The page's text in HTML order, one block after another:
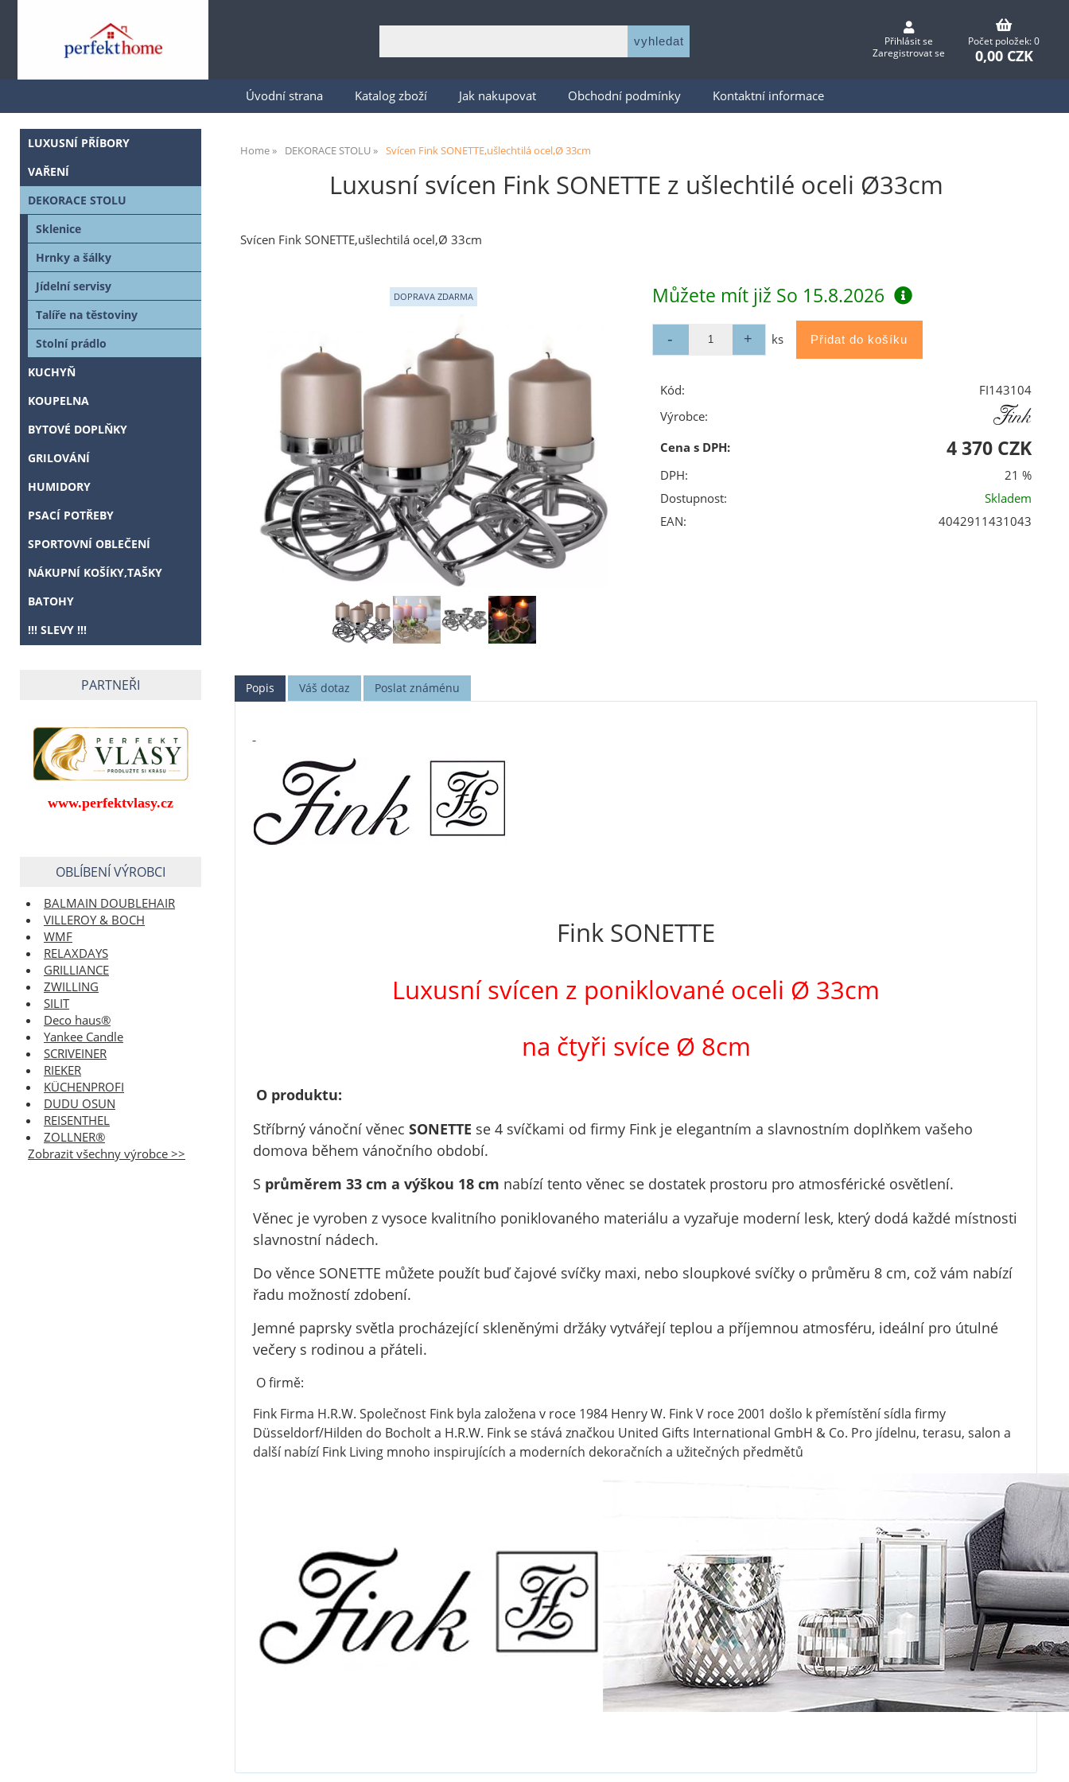
Přihlásit se
Zaregistrovat se
Počet položek: 0
0,00 CZK
Úvodní strana Katalog zboží Jak nakupovat Obchodní podmínky Kontaktní informace
Home DEKORACE STOLU Svícen Fink SONETTE,ušlechtilá ocel,Ø 33cm
Luxusní svícen Fink SONETTE z ušlechtilé oceli Ø33cm
Svícen Fink SONETTE,ušlechtilá ocel,Ø 33cm
Můžete mít již So 15.8.2026
ks
Kód:
FI143104
Výrobce:
Cena s DPH:
4 370 CZK
DPH:
21 %
Dostupnost:
Skladem
EAN:
4042911431043
Popis Váš dotaz Poslat známénu
Fink SONETTE
Luxusní svícen z poniklované oceli Ø 33cm
na čtyři svíce Ø 8cm
O produktu:
Stříbrný vánoční věnec SONETTE se 4 svíčkami od firmy Fink je elegantním a slavnostním doplňkem vašeho
domova během vánočního období.
S průměrem 33 cm a výškou 18 cm nabízí tento věnec se dostatek prostoru pro atmosférické osvětlení.
Věnec je vyroben z vysoce kvalitního poniklovaného materiálu a vyzařuje moderní lesk, který dodá každé místnosti
slavnostní nádech.
Do věnce SONETTE můžete použít buď čajové svíčky maxi, nebo sloupkové svíčky o průměru 8 cm, což vám nabízí
řadu možností zdobení.
Jemné paprsky světla procházející skleněnými držáky vytvářejí teplou a příjemnou atmosféru, ideální pro útulné
večery s rodinou a přáteli.
O firmě:
Fink Firma H.R.W. Společnost Fink byla založena v roce 1984 Henry W. Fink V roce 2001 došlo k přemístění sídla firmy
Düsseldorf/Hilden do Bocholt a H.R.W. Fink se stává značkou United Gifts International GmbH & Co. Pro jídelnu, terasu, salon a
další nabízí Fink Living mnoho inspirujících a moderních dekoračních a užitečných předmětů
LUXUSNÍ PŘÍBORY
VAŘENÍ
DEKORACE STOLU
Sklenice
Hrnky a šálky
Jídelní servisy
Talíře na těstoviny
Stolní prádlo
KUCHYŇ
KOUPELNA
BYTOVÉ DOPLŇKY
GRILOVÁNÍ
HUMIDORY
PSACÍ POTŘEBY
SPORTOVNÍ OBLEČENÍ
NÁKUPNÍ KOŠÍKY,TAŠKY
BATOHY
!!! SLEVY !!!
PARTNEŘI
www.perfektvlasy.cz
OBLÍBENÍ VÝROBCI
BALMAIN DOUBLEHAIR
VILLEROY & BOCH
WMF
RELAXDAYS
GRILLIANCE
ZWILLING
SILIT
Deco haus®
Yankee Candle
SCRIVEINER
RIEKER
KÜCHENPROFI
DUDU OSUN
REISENTHEL
ZOLLNER®
Zobrazit všechny výrobce >>